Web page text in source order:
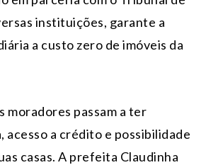
instituições, garante a
a custo zero de imóveis da
moradores passam a ter
acesso a crédito e possibilidade
casas. A prefeita Claudinha